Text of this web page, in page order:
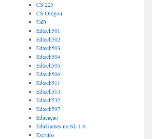
CS 225
CS Oregon
EaD
Edtech501
Edtech502
Edtech503
Edtech504
Edtech505
Edtech506
Edtech511
Edtech513
Edtech532
Edtech597
Educação
EduGames no SL 1.0
Escritos